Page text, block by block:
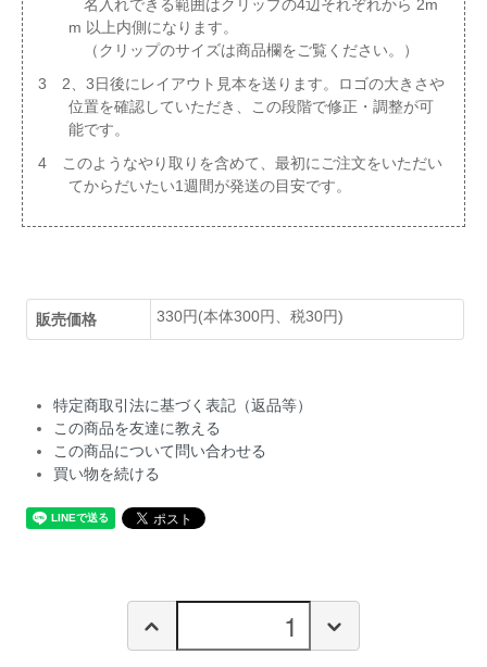
名入れできる範囲はクリップの4辺それぞれから 2m
m 以上内側になります。
（クリップのサイズは商品欄をご覧ください。）
3 2、3日後にレイアウト見本を送ります。ロゴの大きさや
位置を確認していただき、この段階で修正・調整が可
能です。
4 このようなやり取りを含めて、最初にご注文をいただい
てからだいたい1週間が発送の目安です。
販売価格 330円(本体300円、税30円)
特定商取引法に基づく表記（返品等）
この商品を友達に教える
この商品について問い合わせる
買い物を続ける